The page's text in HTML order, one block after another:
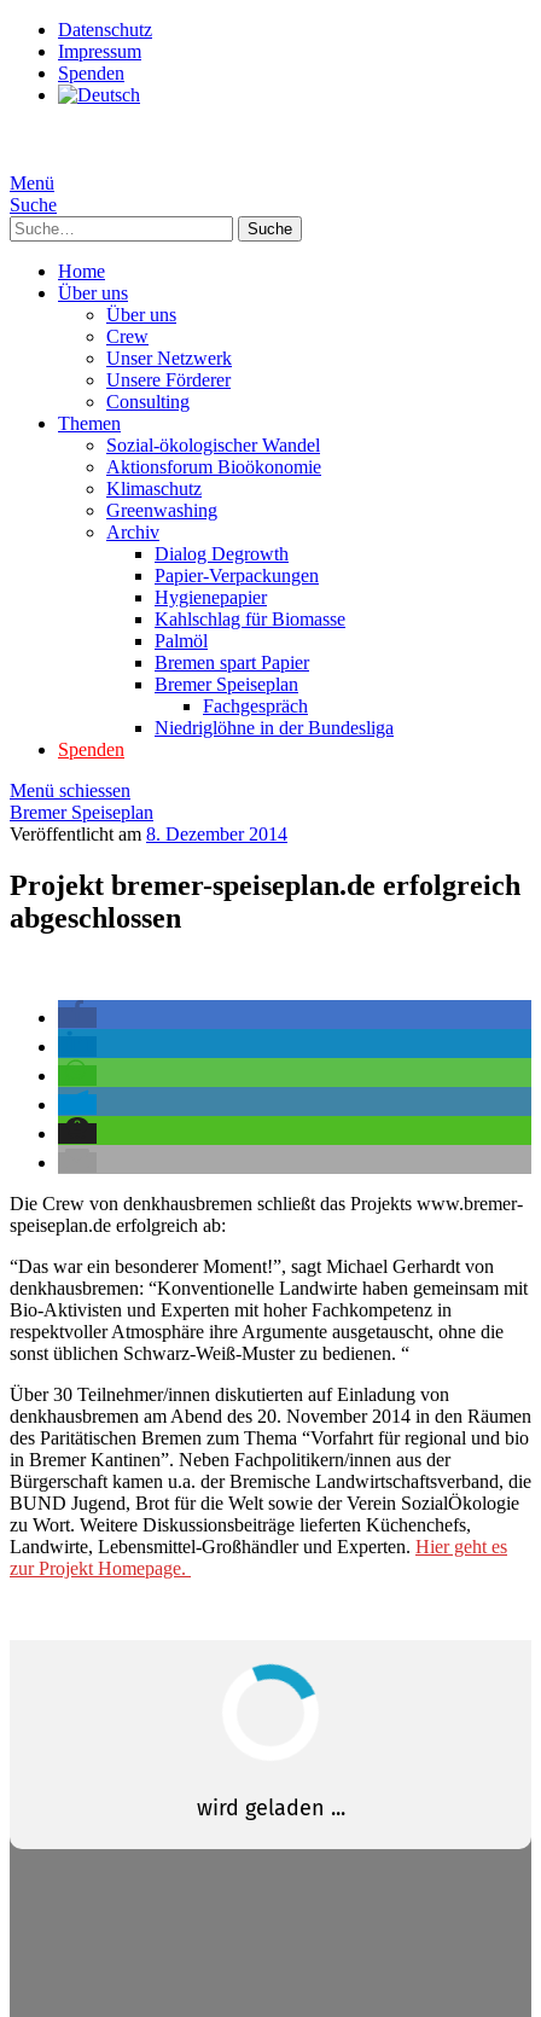
Datenschutz
Impressum
Spenden
Menü
Suche
Suche
Home
Über uns
Über uns
Crew
Unser Netzwerk
Unsere Förderer
Consulting
Themen
Sozial-ökologischer Wandel
Aktionsforum Bioökonomie
Klimaschutz
Greenwashing
Archiv
Dialog Degrowth
Papier-Verpackungen
Hygienepapier
Kahlschlag für Biomasse
Palmöl
Bremen spart Papier
Bremer Speiseplan
Fachgespräch
Niedriglöhne in der Bundesliga
Spenden
Menü schiessen
Bremer Speiseplan
Veröffentlicht am 8. Dezember 2014
Projekt bremer-speiseplan.de erfolgreich
abgeschlossen
Die Crew von denkhausbremen schließt das Projekts www.bremer-
speiseplan.de erfolgreich ab:
“Das war ein besonderer Moment!”, sagt Michael Gerhardt von
denkhausbremen: “Konventionelle Landwirte haben gemeinsam mit
Bio-Aktivisten und Experten mit hoher Fachkompetenz in
respektvoller Atmosphäre ihre Argumente ausgetauscht, ohne die
sonst üblichen Schwarz-Weiß-Muster zu bedienen. “
Über 30 Teilnehmer/innen diskutierten auf Einladung von
denkhausbremen am Abend des 20. November 2014 in den Räumen
des Paritätischen Bremen zum Thema “Vorfahrt für regional und bio
in Bremer Kantinen”. Neben Fachpolitikern/innen aus der
Bürgerschaft kamen u.a. der Bremische Landwirtschaftsverband, die
BUND Jugend, Brot für die Welt sowie der Verein SozialÖkologie
zu Wort. Weitere Diskussionsbeiträge lieferten Küchenchefs,
Landwirte, Lebensmittel-Großhändler und Experten. Hier geht es
zur Projekt Homepage.